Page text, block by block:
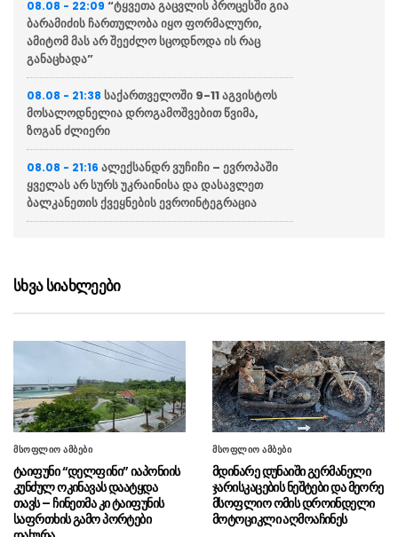
08.08 - 22:09 “ტყვეთა გაცვლის პროცესში გია
ბარამიძის ჩართულობა იყო ფორმალური,
ამიტომ მას არ შეეძლო სცოდნოდა ის რაც
განაცხადა”
08.08 - 21:38 საქართველოში 9-11 აგვისტოს
მოსალოდნელია დროგამოშვებით წვიმა,
ზოგან ძლიერი
08.08 - 21:16 ალექსანდრ ვუჩიჩი – ევროპაში
ყველას არ სურს უკრაინისა და დასავლეთ
ბალკანეთის ქვეყნების ევროინტეგრაცია
მიაწვდის „პეტრიოტის“ სისტემისთვის
რაკეტებს, თუმცა მათი რაოდენობა
08.08 - 20:12ბულგარეთში აცხადებენ რომ
ქვეყანაში რუმინეთის საჰაერო სივრციდან
დრონი შეფრინდა და აფეთქდა, უპილოტო
საფრენი აპარატის წარმომავლობა
გაურკვეველია
08.08 - 20:07
სასაზღვრო პოლიციის უფროსის
მოადგილემ სანაპირო დაცვის ფოთის ბაზაზე
2008 წლის აგვისტოს ომში დაღუპული
მეზღვაურების ხსოვნას პატივი მიაგო
სხვა სიახლეები
მსოფლიო ამბები
ტაიფუნი “დელფინი” იაპონიის
კუნძულ ოკინავას დაატყდა
თავს – ჩინეთმა კი ტაიფუნის
საფრთხის გამო პორტები
მსოფლიო ამბები
მდინარე დუნაიში გერმანელი
ჯარისკაცების ნეშტები და მეორე
მსოფლიო ომის დროინდელი
მოტოციკლი აღმოაჩინეს